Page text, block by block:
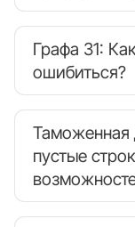
Графа 31:
ошибиться?
Таможенная
пустые